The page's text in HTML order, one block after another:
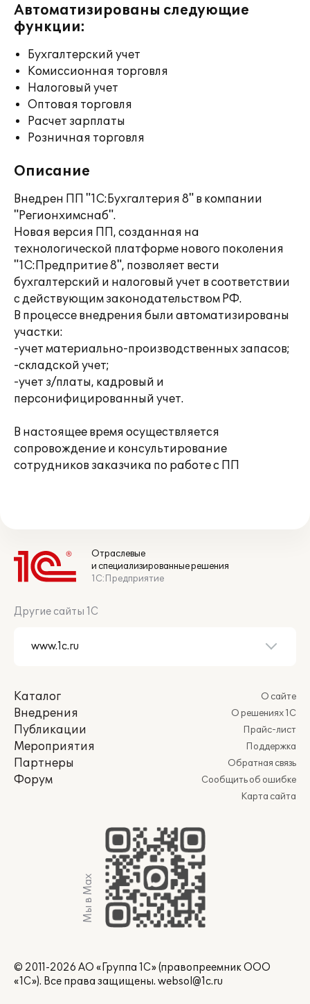
Автоматизированы следующие
функции:
Бухгалтерский учет
Комиссионная торговля
Налоговый учет
Оптовая торговля
Расчет зарплаты
Розничная торговля
Описание
Внедрен ПП "1С:Бухгалтерия 8" в компании
"Регионхимснаб".
Новая версия ПП, созданная на
технологической платформе нового поколения
"1С:Предпритие 8", позволяет вести
бухгалтерский и налоговый учет в соответствии
с действующим законодательством РФ.
В процессе внедрения были автоматизированы
участки:
-учет материально-производственных запасов;
-складской учет;
-учет з/платы, кадровый и
персонифицированный учет.
В настоящее время осуществляется
сопровождение и консультирование
сотрудников заказчика по работе с ПП
Отраслевые
и специализированные решения
1С:Предприятие
Другие сайты 1С
Каталог
Внедрения
Публикации
Мероприятия
Партнеры
Форум
О сайте
О решениях 1С
Прайс-лист
Поддержка
Обратная связь
Сообщить об ошибке
Карта сайта
Мы в Max
© 2011-2026 АО «Группа 1С» (правопреемник ООО
«1С»). Все права защищены. websol@1c.ru